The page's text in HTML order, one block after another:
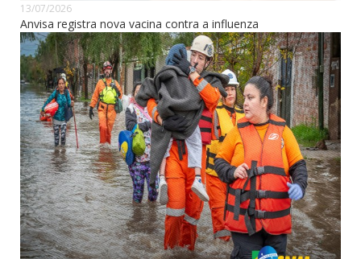
13/07/2026
Anvisa registra nova vacina contra a influenza